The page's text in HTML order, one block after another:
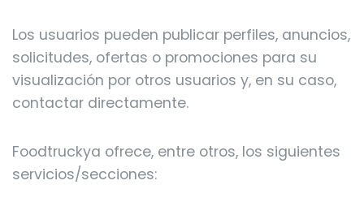
Los usuarios pueden publicar perfiles, anuncios,
solicitudes, ofertas o promociones para su
visualización por otros usuarios y, en su caso,
contactar directamente.
Foodtruckya ofrece, entre otros, los siguientes
servicios/secciones: